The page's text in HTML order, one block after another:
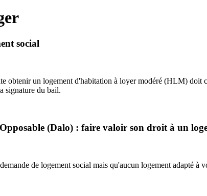
social
obtenir un logement d'habitation à loyer modéré (HLM) doit
signature du bail.
(Dalo) : faire valoir son droit à un
de logement social mais qu'aucun logement adapté